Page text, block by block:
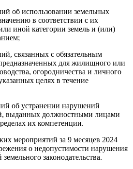
об использовании земельных
в соответствии с их
иной категории земель и (или)
связанных с обязательным
для жилищного или
огородничества и личного
целях в течение
об устранении нарушений
выданных должностными лицами
их компетенции.
мероприятий за 9 месяцев 2024
о недопустимости нарушения
законодательства.